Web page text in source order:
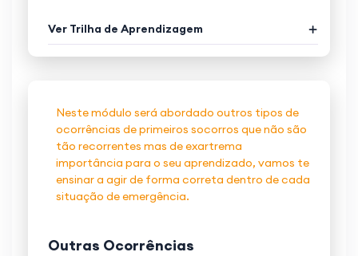
Ver Trilha de Aprendizagem
Neste módulo será abordado outros tipos de
ocorrências de primeiros socorros que não são
tão recorrentes mas de exartrema
importância para o seu aprendizado, vamos te
ensinar a agir de forma correta dentro de cada
situação de emergência.
Outras Ocorrências